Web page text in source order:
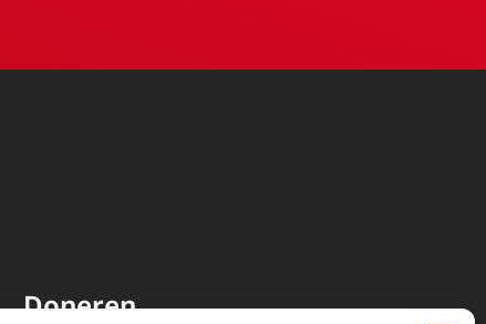
Doneren